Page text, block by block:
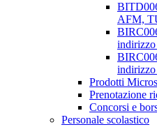
AFM,
indirizzo
indirizzo
Prodotti
Prenotazione
Concorsi e
Personale scolastico